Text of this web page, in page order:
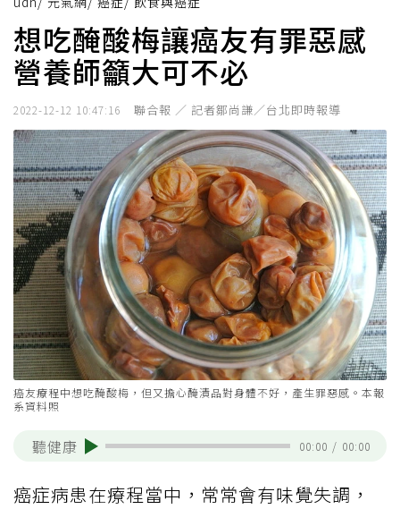
想吃醃酸梅讓癌友有罪惡感
營養師籲大可不必
2022-12-12 10:47:16 聯合報 ／ 記者鄒尚謙／台北即時報導
癌友療程中想吃醃酸梅，但又擔心醃漬品對身體不好，產生罪惡感。本報
系資料照
聽健康 00:00 / 00:00
癌症病患在療程當中，常常會有味覺失調，